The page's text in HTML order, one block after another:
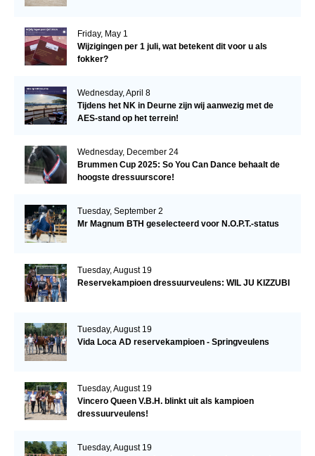
Friday, May 1
Wijzigingen per 1 juli, wat betekent dit voor u als
fokker?
Wednesday, April 8
Tijdens het NK in Deurne zijn wij aanwezig met de
AES-stand op het terrein!
Wednesday, December 24
Brummen Cup 2025: So You Can Dance behaalt de
hoogste dressuurscore!
Tuesday, September 2
Mr Magnum BTH geselecteerd voor N.O.P.T.-status
Tuesday, August 19
Reservekampioen dressuurveulens: WIL JU KIZZUBI
Tuesday, August 19
Vida Loca AD reservekampioen - Springveulens
Tuesday, August 19
Vincero Queen V.B.H. blinkt uit als kampioen
dressuurveulens!
Tuesday, August 19